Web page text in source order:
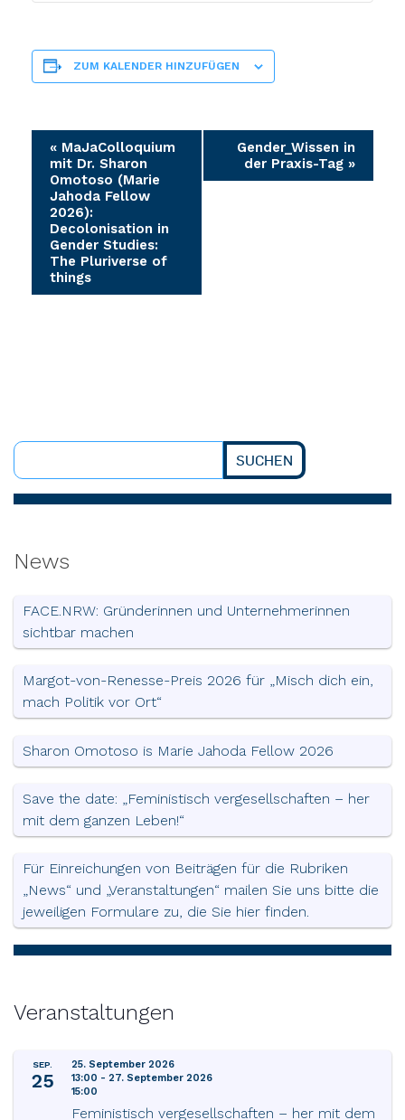
ZUM KALENDER HINZUFÜGEN
Veranstaltung-
Navigation
« MaJaColloquium
mit Dr. Sharon
Omotoso (Marie
Jahoda Fellow
2026):
Decolonisation in
Gender Studies:
The Pluriverse of
things
Gender_Wissen in
der Praxis-Tag »
Suchen
SUCHEN
News
FACE.NRW: Gründerinnen und Unternehmerinnen
sichtbar machen
Margot-von-Renesse-Preis 2026 für „Misch dich ein,
mach Politik vor Ort“
Sharon Omotoso is Marie Jahoda Fellow 2026
Save the date: „Feministisch vergesellschaften – her
mit dem ganzen Leben!“
Für Einreichungen von Beiträgen für die Rubriken
„News“ und „Veranstaltungen“ mailen Sie uns bitte die
jeweiligen Formulare zu, die Sie hier finden.
Veranstaltungen
SEP.
25
25. September 2026
13:00 - 27. September 2026
15:00
Feministisch vergesellschaften – her mit dem